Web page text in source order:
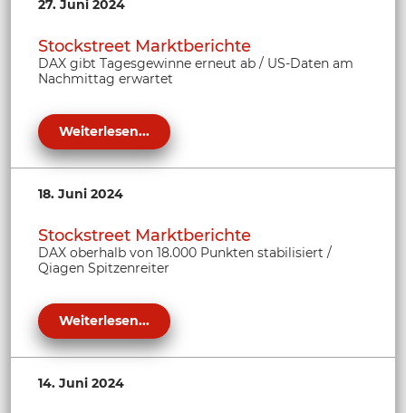
27. Juni 2024
Stockstreet Marktberichte
DAX gibt Tagesgewinne erneut ab / US-Daten am
Nachmittag erwartet
Weiterlesen...
18. Juni 2024
Stockstreet Marktberichte
DAX oberhalb von 18.000 Punkten stabilisiert /
Qiagen Spitzenreiter
Weiterlesen...
14. Juni 2024